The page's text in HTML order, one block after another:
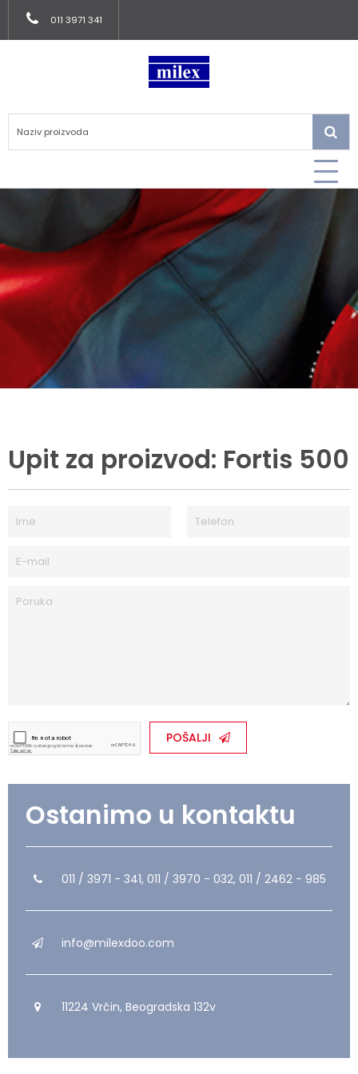
011 3971 341
Upit za proizvod: Fortis 500
POŠALJI
Ostanimo u kontaktu
011 / 3971 - 341, 011 / 3970 - 032, 011 / 2462 - 985
info@milexdoo.com
11224 Vrčin, Beogradska 132v